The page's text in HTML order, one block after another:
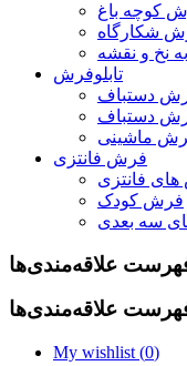
کوچه باغ
شکارگاه
نخ و نقشه
تابلوفرش
دستباف
دستباف
فرش ماشینی
فرش فانتزی
فانتزی
فرش کودک
سه بعدی
علاقه‌مندی‌ها
علاقه‌مندی‌ها
My wishlist (0)